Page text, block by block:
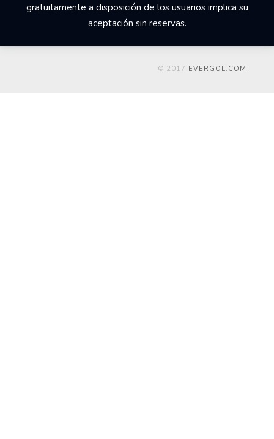
gratuitamente a disposición de los usuarios implica su
aceptación sin reservas.
© 2017 EVERGOL.COM